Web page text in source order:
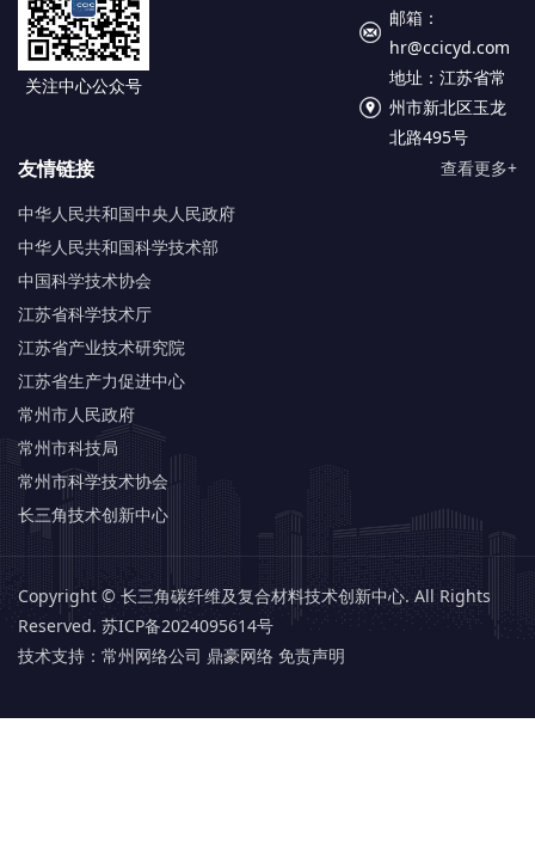
关注中心公众号
邮箱：
hr@ccicyd.com
地址：江苏省常
州市新北区玉龙
北路495号
友情链接
查看更多+
中华人民共和国中央人民政府
中华人民共和国科学技术部
中国科学技术协会
江苏省科学技术厅
江苏省产业技术研究院
江苏省生产力促进中心
常州市人民政府
常州市科技局
常州市科学技术协会
长三角技术创新中心
Copyright © 长三角碳纤维及复合材料技术创新中心. All Rights
Reserved. 苏ICP备2024095614号
技术支持： 常州网络公司 鼎豪网络 免责声明